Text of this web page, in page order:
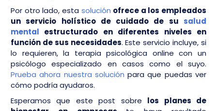
Por otro lado, esta solución ofrece a los empleados
un servicio holístico de cuidado de su salud
mental estructurado en diferentes niveles en
función de sus necesidades. Este servicio incluye, si
lo requieren, la terapia psicológica online con un
psicólogo especializado en casos como el suyo.
Prueba ahora nuestra soluciónpara que puedas ver
cómo podría ayudaros.
Esperamos que este post sobre los planes de